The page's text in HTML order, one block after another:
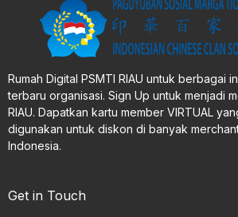
Rumah Digital PSMTI RIAU untuk berbagai
terbaru organisasi. Sign Up untuk menjadi
RIAU. Dapatkan kartu member VIRTUAL
digunakan untuk diskon di banyak
Indonesia.
Get in Touch